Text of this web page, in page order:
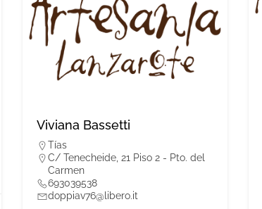
Viviana Bassetti
Tías
C/ Tenecheide, 21 Piso 2 - Pto. del
Carmen
693039538
doppiav76@libero.it